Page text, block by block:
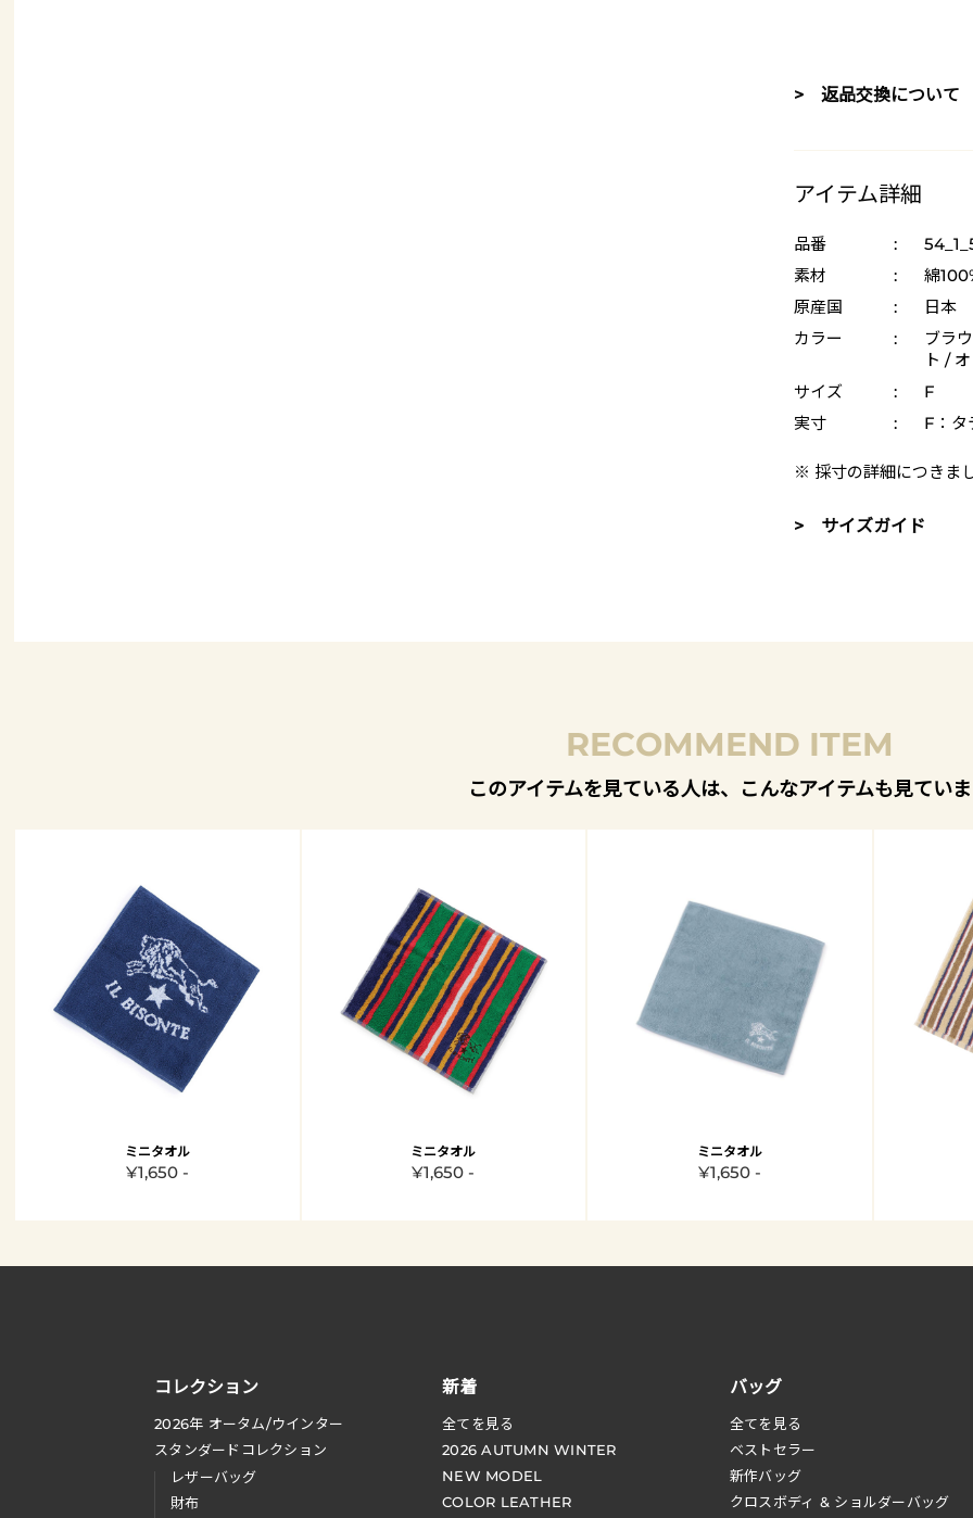
> 返品交換について
アイテム詳細
品番 :
素材
:
綿
原産国
:
日本
カラー
:
ブラ
ト /
サイズ
:
F
実寸
: F：タ
※ 採寸の詳細につきま
> サイズガイド
RECOMMEND ITEM
このアイテムを見ている人は、こんなアイテムも見てい
ミニタオル
¥1,650 -
ミニタオル
¥1,650 -
ミニタオル
¥1,650 -
コレクション
2026年 オータム/ウインター
スタンダードコレクション
レザーバッグ
財布
新着
全てを見る
2026 AUTUMN WINTER
NEW MODEL
COLOR LEATHER
バッグ
全てを見る
ベストセラー
新作バッグ
クロスボディ & ショルダーバッグ